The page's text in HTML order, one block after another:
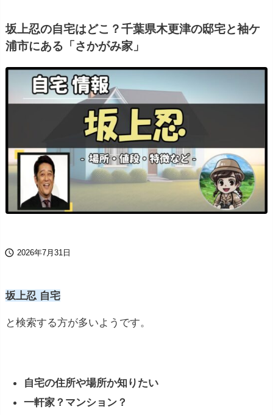
坂上忍の自宅はどこ？千葉県木更津の邸宅と袖ケ
浦市にある「さかがみ家」
 2026年7月31日
坂上忍 自宅
と検索する方が多いようです。
自宅の住所や場所か知りたい
一軒家？マンション？